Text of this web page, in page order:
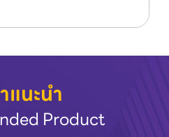
แนะนำ
Product